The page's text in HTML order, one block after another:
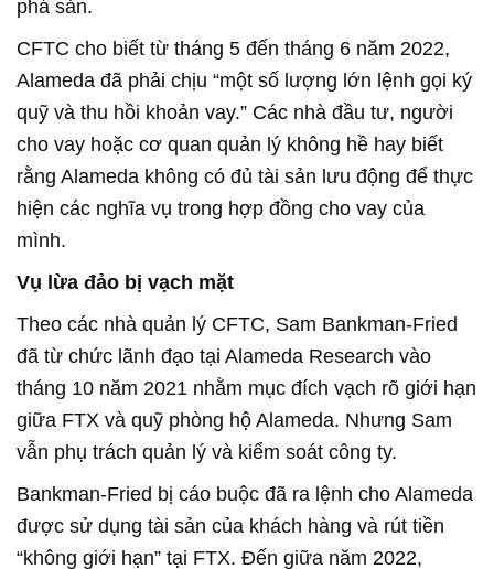
phá sản.
CFTC cho biết từ tháng 5 đến tháng 6 năm 2022,
Alameda đã phải chịu “một số lượng lớn lệnh gọi ký
quỹ và thu hồi khoản vay.” Các nhà đầu tư, người
cho vay hoặc cơ quan quản lý không hề hay biết
rằng Alameda không có đủ tài sản lưu động để thực
hiện các nghĩa vụ trong hợp đồng cho vay của
mình.
Vụ lừa đảo bị vạch mặt
Theo các nhà quản lý CFTC, Sam Bankman-Fried
đã từ chức lãnh đạo tại Alameda Research vào
tháng 10 năm 2021 nhằm mục đích vạch rõ giới hạn
giữa FTX và quỹ phòng hộ Alameda. Nhưng Sam
vẫn phụ trách quản lý và kiểm soát công ty.
Bankman-Fried bị cáo buộc đã ra lệnh cho Alameda
được sử dụng tài sản của khách hàng và rút tiền
“không giới hạn” tại FTX. Đến giữa năm 2022,